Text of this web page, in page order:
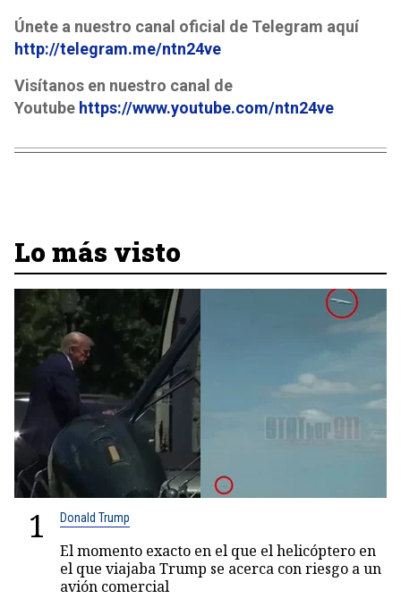
Únete a nuestro canal oficial de Telegram aquí
http://telegram.me/ntn24ve
Visítanos en nuestro canal de
Youtube https://www.youtube.com/ntn24ve
Lo más visto
1 Donald Trump
El momento exacto en el que el helicóptero en
el que viajaba Trump se acerca con riesgo a un
avión comercial